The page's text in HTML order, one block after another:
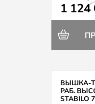
1 124
ВЫШКА-
РАБ.
STABILO